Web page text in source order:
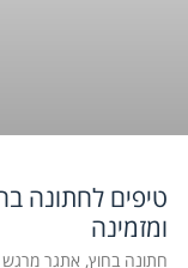
טיפים לחתונה
ומזמינה
חתונה בחוץ, אתגר מרגש